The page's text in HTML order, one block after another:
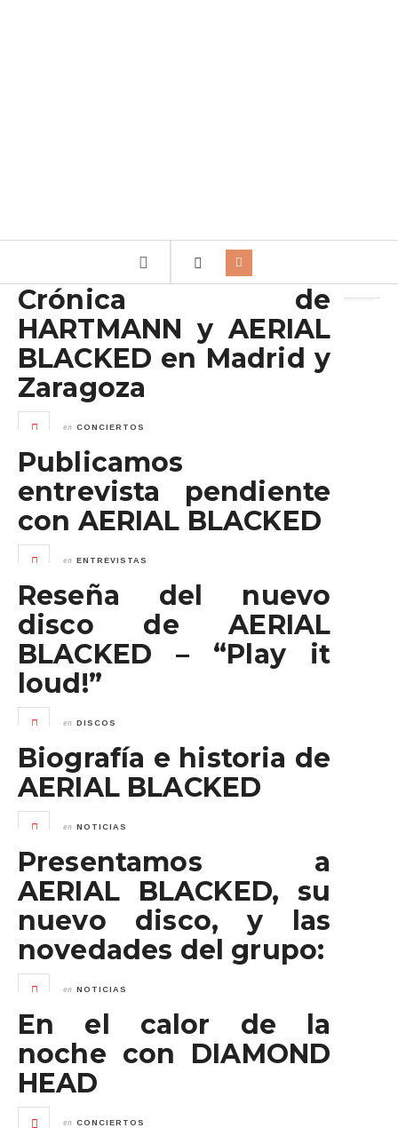
Crónica de
HARTMANN y AERIAL
BLACKED en Madrid y
Zaragoza
en CONCIERTOS
Publicamos
entrevista pendiente
con AERIAL BLACKED
en ENTREVISTAS
Reseña del nuevo
disco de AERIAL
BLACKED – “Play it
loud!”
en DISCOS
Biografía e historia de
AERIAL BLACKED
en NOTICIAS
Presentamos a
AERIAL BLACKED, su
nuevo disco, y las
novedades del grupo:
en NOTICIAS
En el calor de la
noche con DIAMOND
HEAD
en CONCIERTOS